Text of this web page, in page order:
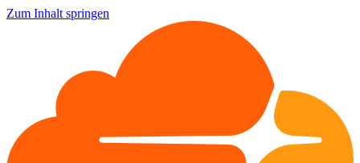
Zum Inhalt springen